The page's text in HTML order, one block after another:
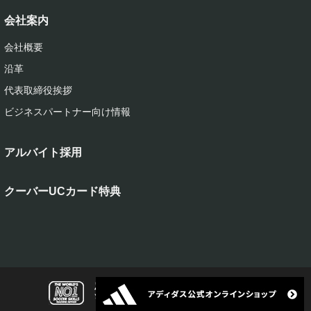
会社案内
会社概要
沿革
代表取締役挨拶
ビジネスパートナー向け情報
アルバイト採用
クーバーUCカード特典